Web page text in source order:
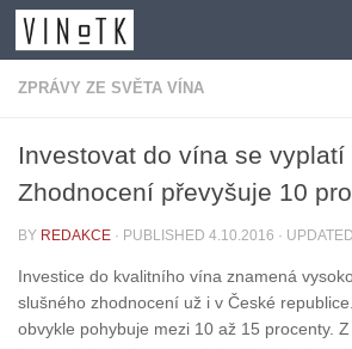
Skip to content
ZPRÁVY ZE SVĚTA VÍNA
Investovat do vína se vyplatí
Zhodnocení převyšuje 10
BY REDAKCE · PUBLISHED 4.10.2016 · UPDATED
Investice do kvalitního vína znamená
slušného zhodnocení už i v České
obvykle pohybuje mezi 10 až 15 procenty.